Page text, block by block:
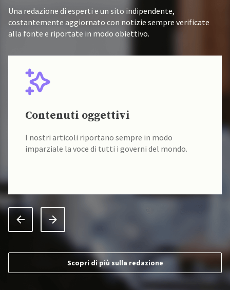
Una redazione di esperti e un sito indipendente,
costantemente aggiornato con notizie sempre verificate
alla fonte e riportate in modo obiettivo.
Contenuti oggettivi
I nostri articoli riportano sempre in modo
imparziale la voce di tutti i governi del mondo.
Scopri di più sulla redazione